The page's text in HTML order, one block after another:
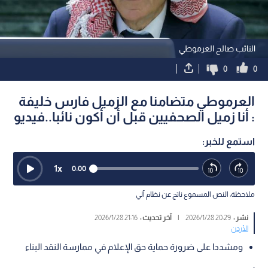
النائب صالح العرموطي
0
0
العرموطي متضامنا مع الزميل فارس خليفة
: أنا زميل الصحفيين قبل أن أكون نائبا..فيديو
استمع للخبر:
0:00
1x
ملاحظة: النص المسموع ناتج عن نظام آلي
نشر :20:29 2026/1/28
| آخر تحديث :21:16 2026/1/28
الأردن
ومشددا على ضرورة حماية حق الإعلام في ممارسة النقد البناء